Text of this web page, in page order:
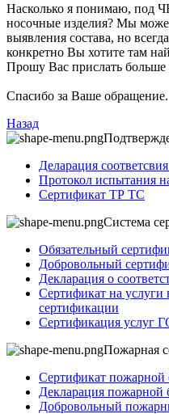
Насколько я понимаю, под
носочные изделия? Мы
выявления состава, но
конкретно Вы хотите там
Прошу Вас прислать
Спасибо за Ваше обращение.
Назад
Деларация
Протокол испытания
Сертификат ТР ТС
Система
Обязательный
Добровольный
Декларация о
Сертификат на услуги
сертификации
Сертификация услуг
Пожарная
Сертификат пожарной
Декларация пожарной
Добровольный